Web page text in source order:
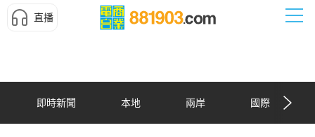
直播
即時新聞 本地 兩岸 國際